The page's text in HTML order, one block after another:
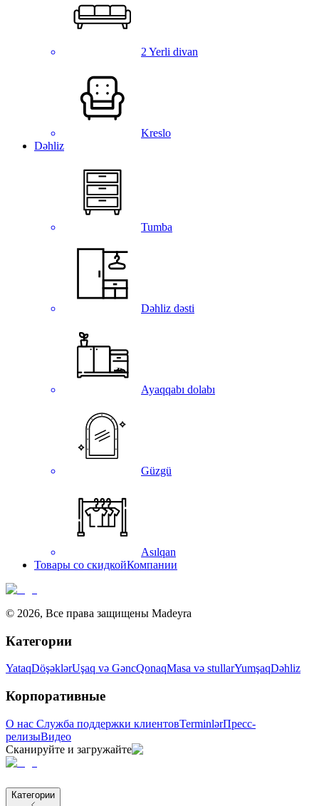
2 Yerli divan
Kreslo
Dəhliz
Tumba
Dəhliz dəsti
Ayaqqabı dolabı
Güzgü
Asılqan
Товары со скидкойКомпании
© 2026, Все права защищены Madeyra
Категории
YataqDöşəklərUşaq və GəncQonaqMasa və stullarYumşaqDəhliz
Корпоративные
О нас Служба поддержки клиентовTerminlərПресс-
релизыВидео
Сканируйте и загружайте
Категории